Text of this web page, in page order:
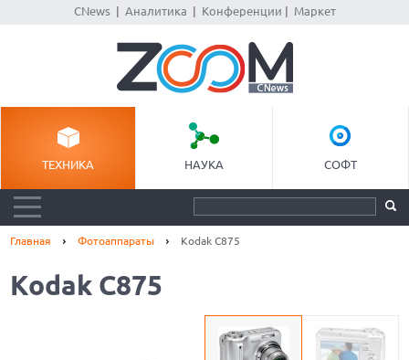
CNews| Аналитика Конференции Маркет
ТЕХНИКА НАУКА СОФТ
Главная Фотоаппараты Kodak C875
Kodak C875